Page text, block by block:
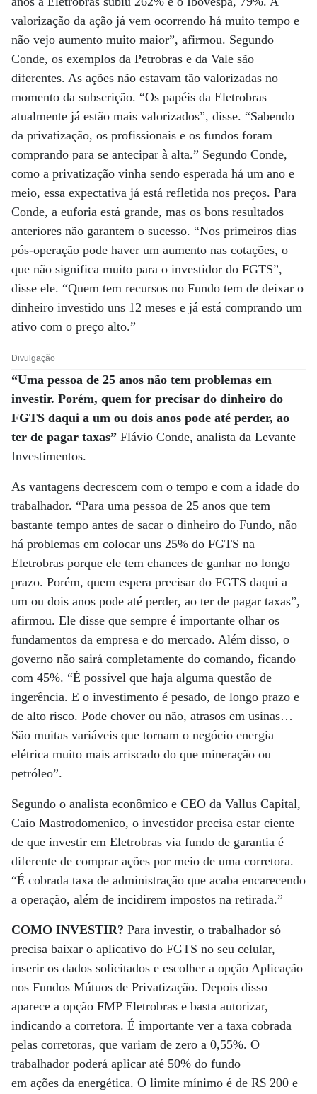
valorização da ação já vem ocorrendo há muito tempo e
não vejo aumento muito maior”, afirmou. Segundo
Conde, os exemplos da Petrobras e da Vale são
diferentes. As ações não estavam tão valorizadas no
momento da subscrição. “Os papéis da Eletrobras
atualmente já estão mais valorizados”, disse. “Sabendo
da privatização, os profissionais e os fundos foram
comprando para se antecipar à alta.” Segundo Conde,
como a privatização vinha sendo esperada há um ano e
meio, essa expectativa já está refletida nos preços. Para
Conde, a euforia está grande, mas os bons resultados
anteriores não garantem o sucesso. “Nos primeiros dias
pós-operação pode haver um aumento nas cotações, o
que não significa muito para o investidor do FGTS”,
disse ele. “Quem tem recursos no Fundo tem de deixar o
dinheiro investido uns 12 meses e já está comprando um
ativo com o preço alto.”
Divulgação
“Uma pessoa de 25 anos não tem problemas em
investir. Porém, quem for precisar do dinheiro do
FGTS daqui a um ou dois anos pode até perder, ao
ter de pagar taxas” Flávio Conde, analista da Levante
Investimentos.
As vantagens decrescem com o tempo e com a idade do
trabalhador. “Para uma pessoa de 25 anos que tem
bastante tempo antes de sacar o dinheiro do Fundo, não
há problemas em colocar uns 25% do FGTS na
Eletrobras porque ele tem chances de ganhar no longo
prazo. Porém, quem espera precisar do FGTS daqui a
um ou dois anos pode até perder, ao ter de pagar taxas”,
afirmou. Ele disse que sempre é importante olhar os
fundamentos da empresa e do mercado. Além disso, o
governo não sairá completamente do comando, ficando
com 45%. “É possível que haja alguma questão de
ingerência. E o investimento é pesado, de longo prazo e
de alto risco. Pode chover ou não, atrasos em usinas…
São muitas variáveis que tornam o negócio energia
elétrica muito mais arriscado do que mineração ou
petróleo”.
Segundo o analista econômico e CEO da Vallus Capital,
Caio Mastrodomenico, o investidor precisa estar ciente
de que investir em Eletrobras via fundo de garantia é
diferente de comprar ações por meio de uma corretora.
“É cobrada taxa de administração que acaba encarecendo
a operação, além de incidirem impostos na retirada.”
COMO INVESTIR? Para investir, o trabalhador só
precisa baixar o aplicativo do FGTS no seu celular,
inserir os dados solicitados e escolher a opção Aplicação
nos Fundos Mútuos de Privatização. Depois disso
aparece a opção FMP Eletrobras e basta autorizar,
indicando a corretora. É importante ver a taxa cobrada
pelas corretoras, que variam de zero a 0,55%. O
trabalhador poderá aplicar até 50% do fundo
em ações da energética. O limite mínimo é de R$ 200 e